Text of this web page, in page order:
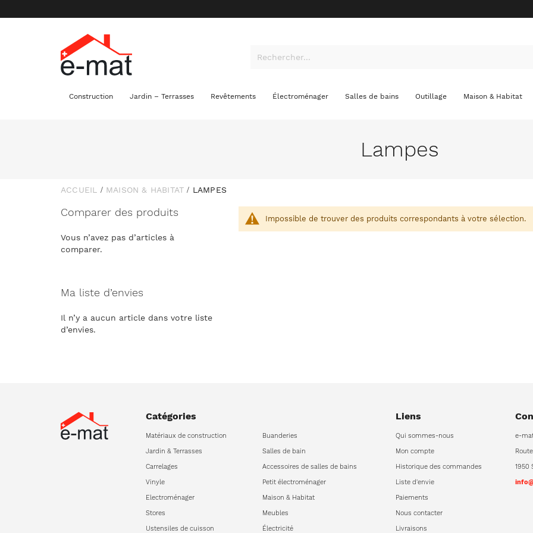
Construction Jardin – Terrasses Revêtements Électroménager Salles de bains Outillage Maison & Habitat
Lampes
ACCUEIL MAISON & HABITAT LAMPES
Impossible de trouver des produits correspondants à votre sélection.
Comparer des produits
Vous n’avez pas d’articles à
comparer.
Ma liste d’envies
Il n’y a aucun article dans votre liste
d’envies.
Catégories
Matériaux de construction
Jardin & Terrasses
Carrelages
Vinyle
Electroménager
Stores
Ustensiles de cuisson
Buanderies
Salles de bain
Accessoires de salles de bains
Petit électroménager
Maison & Habitat
Meubles
Électricité
Liens
Qui sommes-nous
Mon compte
Historique des commandes
Liste d'envie
Paiements
Nous contacter
Livraisons
e-
1950